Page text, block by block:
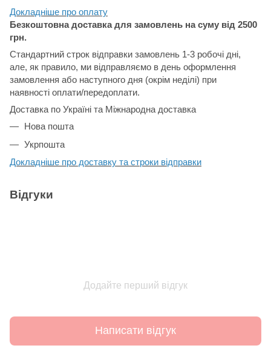
Докладніше про оплату
Безкоштовна доставка для замовлень на суму від 2500
грн.
Стандартний строк відправки замовлень 1-3 робочі дні,
але, як правило, ми відправляємо в день оформлення
замовлення або наступного дня (окрім неділі) при
наявності оплати/передоплати.
Доставка по Україні та Міжнародна доставка
Нова пошта
Укрпошта
Докладніше про доставку та строки відправки
Відгуки
Додайте перший відгук
Написати відгук